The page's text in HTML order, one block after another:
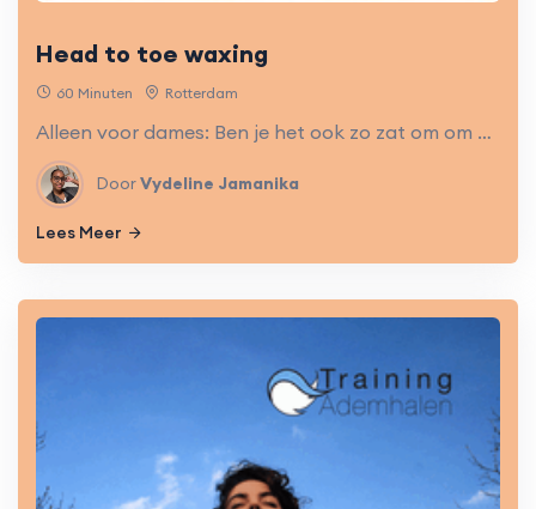
Head to toe waxing
60 Minuten Rotterdam
Alleen voor dames: Ben je het ook zo zat om om de drie dagen te moeten scheren? Dan is waxen de oplossing. In Rotterdam kun je bij Vydeline kiezen uit een aantal waxbehandelingen.
DoorVydeline Jamanika
Lees Meer